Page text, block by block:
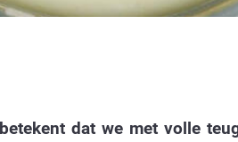
dat we met volle